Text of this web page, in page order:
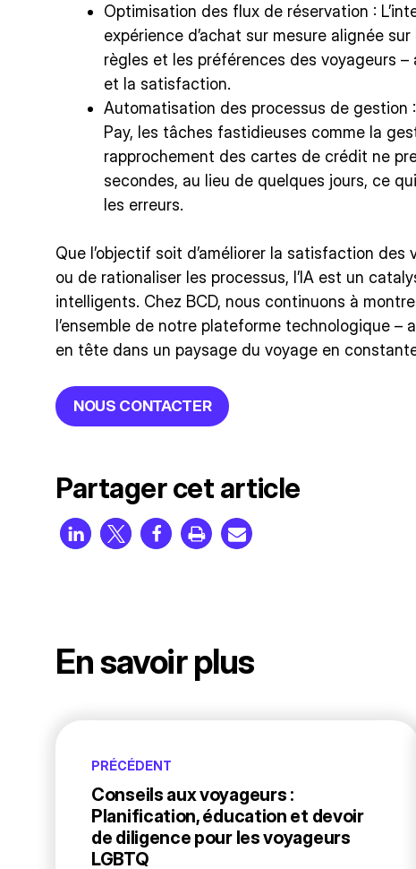
Optimisation des flux de réservation :
expérience d’achat sur mesure alignée
règles et les préférences des voyageurs
et la satisfaction.
Automatisation des processus de gestion
Pay, les tâches fastidieuses comme la
rapprochement des cartes de crédit ne
secondes, au lieu de quelques jours, ce
les erreurs.
Que l’objectif soit d’améliorer la satisfaction
ou de rationaliser les processus, l’IA est un
intelligents. Chez BCD, nous continuons à
l’ensemble de notre plateforme technologique –
en tête dans un paysage du voyage en
NOUS CONTACTER
Partager cet article
En savoir plus
PRÉCÉDENT
Conseils aux voyageurs :
Planification, éducation et devoir
de diligence pour les voyageurs
LGBTQ